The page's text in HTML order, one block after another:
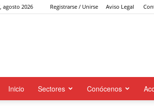
agosto 2026 Registrarse / Unirse Aviso Legal
Inicio Sectores Conócenos